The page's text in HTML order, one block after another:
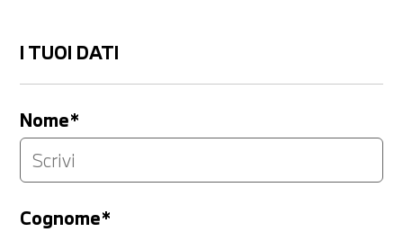
I TUOI DATI
Nome*
Cognome*